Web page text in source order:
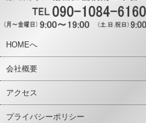
HOMEへ
会社概要
アクセス
プライバシーポリシー